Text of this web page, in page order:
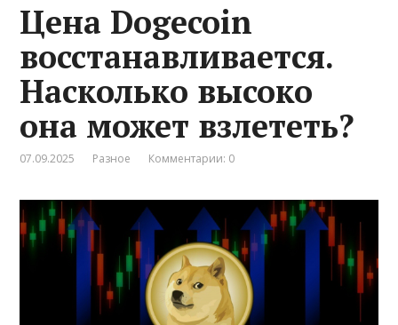
Цена Dogecoin
восстанавливается.
Насколько высоко
она может взлететь?
07.09.2025 Разное Комментарии: 0